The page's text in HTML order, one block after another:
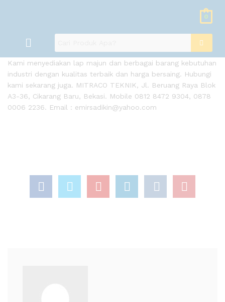
0
Kami menyediakan lap majun dan berbagai barang kebutuhan
industri dengan kualitas terbaik dan harga bersaing. Hubungi
kami sekarang juga. MITRACO TEKNIK, Jl. Beruang Raya Blok
A3-36, Cikarang Baru, Bekasi. Mobile 0812 8472 9304, 0878
0006 2236. Email : emirsadikin@yahoo.com